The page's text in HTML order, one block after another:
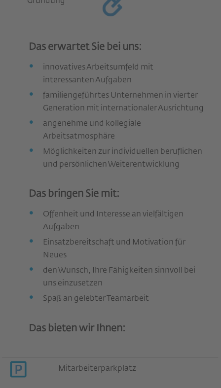
Das erwartet Sie bei uns:
innovatives Arbeitsumfeld mit
interessanten Aufgaben
familiengeführtes Unternehmen in vierter
Generation mit internationaler Ausrichtung
angenehme und kollegiale
Arbeitsatmosphäre
Möglichkeiten zur individuellen beruflichen
und persönlichen Weiterentwicklung
Das bringen Sie mit:
Offenheit und Interesse an vielfältigen
Aufgaben
Einsatzbereitschaft und Motivation für
Neues
den Wunsch, Ihre Fähigkeiten sinnvoll bei
uns einzusetzen
Spaß an gelebter Teamarbeit
Das bieten wir Ihnen:
Mitarbeiterparkplatz